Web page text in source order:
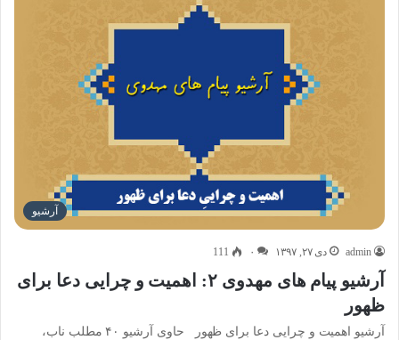
آرشیو
admin دی ۲۷, ۱۳۹۷ ۰ 111
آرشیو پیام های مهدوی ۲: اهمیت و چرایی دعا برای
ظهور
آرشیو اهمیت و چرایی دعا برای ظهور حاوی آرشیو ۴۰ مطلب ناب،